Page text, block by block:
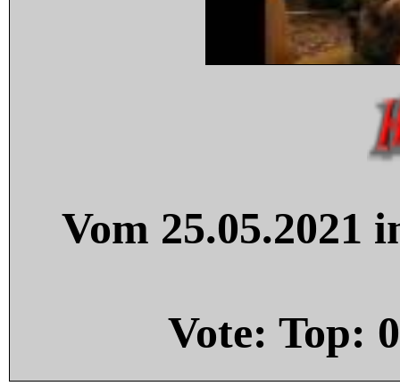
Vom 25.05.2021
Vote: Top: 0